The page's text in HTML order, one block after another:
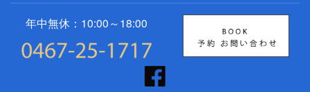
年中無休：10:00～18:00